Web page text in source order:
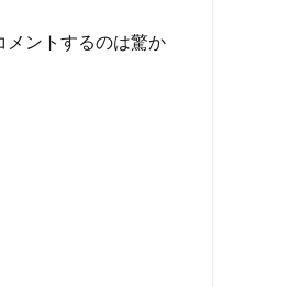
メントするのは驚か